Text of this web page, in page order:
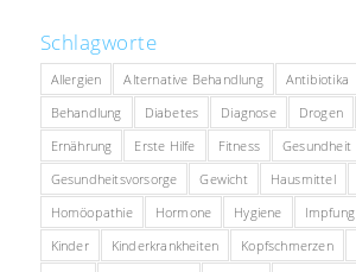
Schlagworte
Allergien Alternative Behandlung Antibiotika
Behandlung
Diabetes Diagnose Drogen
Ernährung
Erste Hilfe Fitness
Gesundheit
Gesundheitsvorsorge
Gewicht Hausmittel
Homöopathie
Hormone Hygiene Impfung
Kinder
Kinderkrankheiten Kopfschmerzen